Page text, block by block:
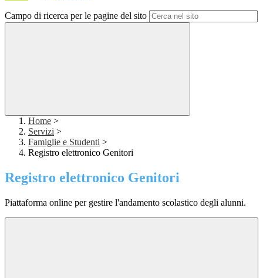
Campo di ricerca per le pagine del sito
Home >
Servizi >
Famiglie e Studenti >
Registro elettronico Genitori
Registro elettronico Genitori
Piattaforma online per gestire l'andamento scolastico degli alunni.